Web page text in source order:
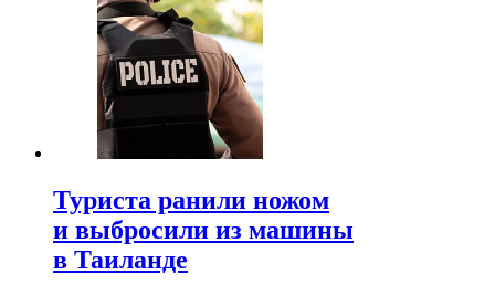
Туриста ранили ножом
и выбросили из машины
в Таиланде